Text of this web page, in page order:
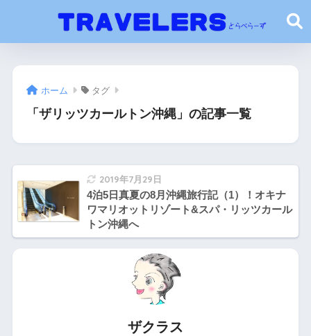
ホーム タグ
「ザリッツカールトン沖縄」の記事一覧
2019年7月29日
4泊5日真夏の8月沖縄旅行記（1）！オキナ
ワマリオットリゾート&スパ・リッツカール
トン沖縄へ
ザクラス